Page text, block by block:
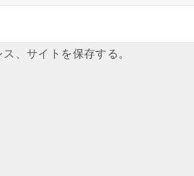
、サイトを保存する。